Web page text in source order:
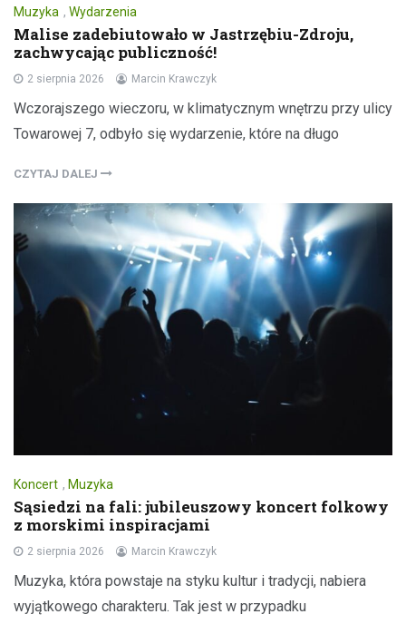
Muzyka , Wydarzenia
Malise zadebiutowało w Jastrzębiu-Zdroju,
zachwycając publiczność!
2 sierpnia 2026 Marcin Krawczyk
Wczorajszego wieczoru, w klimatycznym wnętrzu przy ulicy
Towarowej 7, odbyło się wydarzenie, które na długo
CZYTAJ DALEJ
Koncert , Muzyka
Sąsiedzi na fali: jubileuszowy koncert folkowy
z morskimi inspiracjami
2 sierpnia 2026 Marcin Krawczyk
Muzyka, która powstaje na styku kultur i tradycji, nabiera
wyjątkowego charakteru. Tak jest w przypadku